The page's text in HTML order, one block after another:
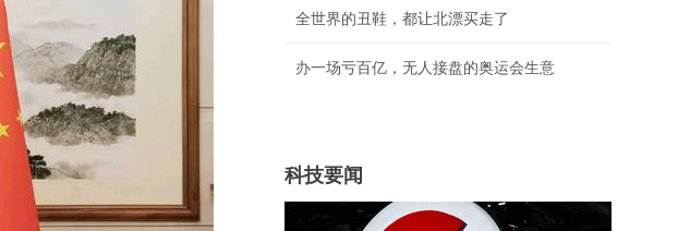
全世界的丑鞋，都让北漂买走了
办一场亏百亿，无人接盘的奥运会生意
科技要闻